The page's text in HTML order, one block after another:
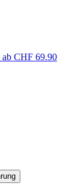
ab CHF 69.90